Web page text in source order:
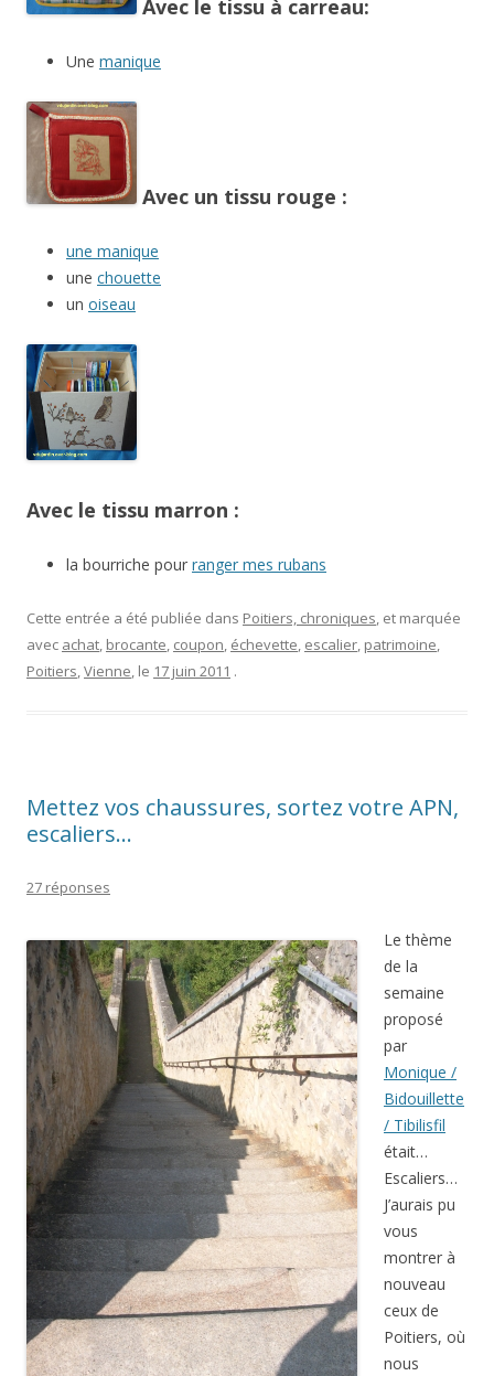
Avec le tissu à carreau:
Une manique
Avec un tissu rouge :
une manique
une chouette
un oiseau
Avec le tissu marron :
la bourriche pour ranger mes rubans
Cette entrée a été publiée dans Poitiers, chroniques, et marquée
avec achat, brocante, coupon, échevette, escalier, patrimoine,
Poitiers,Vienne, le 17 juin 2011 .
Mettez vos chaussures, sortez votre APN,
escaliers…
27 réponses
Le thème
de la
semaine
proposé
par
Monique /
Bidouillette
/ Tibilisfil
était…
Escaliers…
J’aurais pu
vous
montrer à
nouveau
ceux de
Poitiers, où
nous